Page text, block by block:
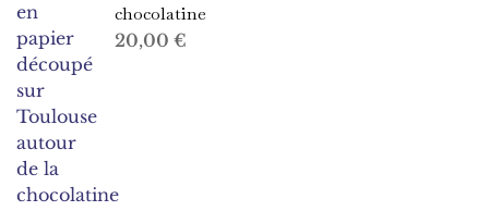
chocolatine
20,00 €